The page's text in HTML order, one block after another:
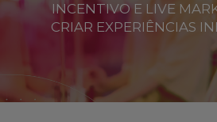
INCENTIVO E LIVE
CRIAR EXPERIÊNCIAS